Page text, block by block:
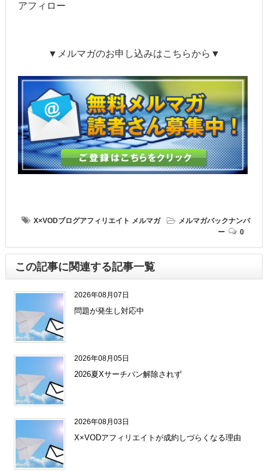
アフィロー
▼メルマガのお申し込みはこちらから▼
X×VODブログアフィリエイト メルマガ
メルマガバックナンバ
ー
0
この記事に関連する記事一覧
2026年08月07日
問題が発生し対応中
2026年08月05日
2026夏Xサーチバン解除されず
2026年08月03日
X×VODアフィリエイトが成約しづらくなる理由